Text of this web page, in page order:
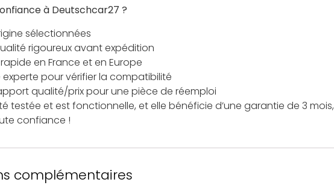
à Deutschcar27 ?
sélectionnées
rigoureux avant expédition
en France et en Europe
experte pour vérifier la compatibilité
qualité/prix pour une pièce de réemploi
testée et est fonctionnelle, et elle bénéficie d’une garantie de 3
confiance !
complémentaires